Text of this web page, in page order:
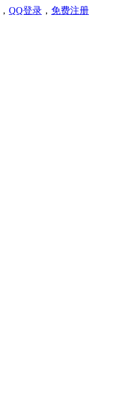
， QQ登录 ， 免费注册